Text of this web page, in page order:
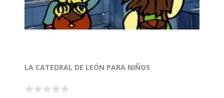
LA CATEDRAL DE LEÓN PARA NIÑOS